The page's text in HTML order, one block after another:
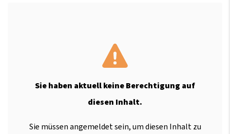
Sie haben aktuell keine Berechtigung auf
diesen Inhalt.
Sie müssen angemeldet sein, um diesen Inhalt zu